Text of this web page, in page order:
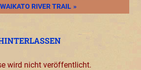
RIVER TRAIL
wird nicht veröffentlicht.